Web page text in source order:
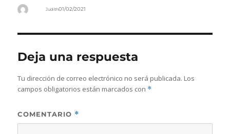
AutorJudith01/02/2021
Deja una respuesta
Tu dirección de correo electrónico no será publicada. Los
campos obligatorios están marcados con *
COMENTARIO *